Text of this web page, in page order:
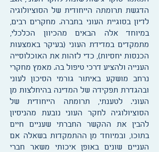
הדגשת תרומתה הייחודית של הסוציולוגיה
לדיון בסוגיית העוני בחברה. מחקרים רבים,
במיוחד אלה הבאים מהכיוון הכלכלי,
מתמקדים במדידת העוני (בעיקר באמצעות
הכנסות יחסיות), כדי לזהות את האוכלוסייה
הענייה ולהציע דרכי טיפול בה. מאמץ מחקרי
נרחב מושקע באיתור גורמי הסיכון לעוני
ובהגדרת תפקידה של המדינה בהיחלצות מן
העוני. לטענתי, תרומתה הייחודית של
הסוציולוגיה לחקר העוני נובעת מהניסיון
להבין את ההקשר החברתי שעניים חיים
בתוכו, ובמיוחד מן ההתמקדות בשאלה אם
העניים שונים באופן איכותי משאר חברי